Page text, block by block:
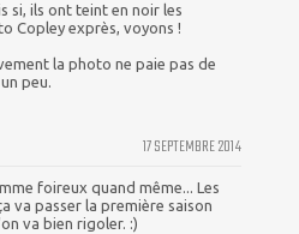
si, ils ont teint en noir les
Copley exprès, voyons !
la photo ne paie pas de
peu.
17 SEPTEMBRE 2014
foireux quand même... Les
va passer la première saison
va bien rigoler. :)